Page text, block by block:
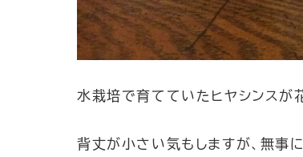
水栽培で育てていたヒヤシンスが
背丈が小さい気もしますが、無事